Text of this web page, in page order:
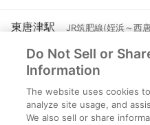
東唐津駅 JR筑肥線(姪浜～西
唐津市松南町
このページの店舗から 2.5 km
鬼塚駅 JR筑肥線(西唐津～伊万
唐津市鬼塚
Do Not Sell or
Information
The website uses cookies
analyze site usage, and
We also sell or share